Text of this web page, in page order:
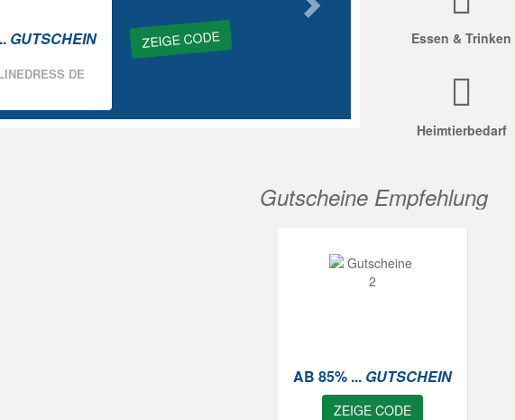
ZEIGE CODE
GUTSCHEIN
DE
Essen & Trinken
Heimtierbedarf
Gutscheine Empfehlung
AB 85% ... GUTSCHEIN
ZEIGE CODE